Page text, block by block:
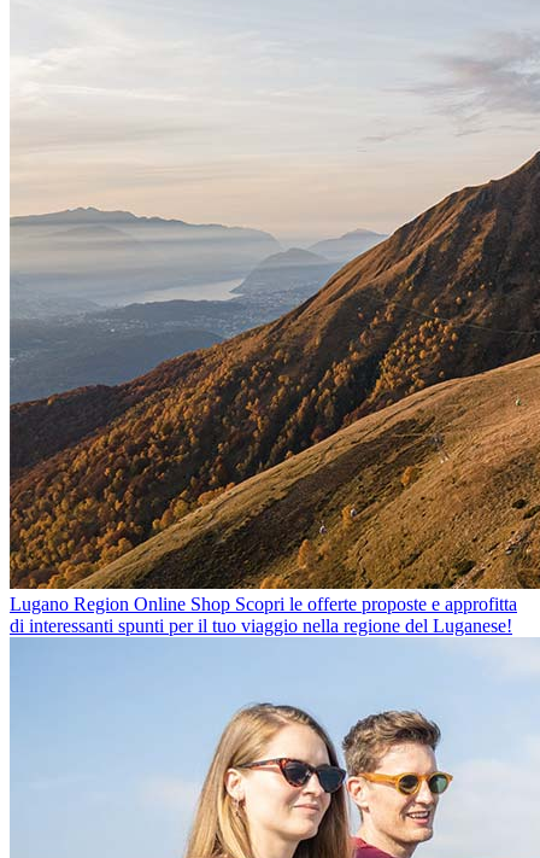
Lugano Region Online Shop Scopri le offerte proposte e approfitta
di interessanti spunti per il tuo viaggio nella regione del Luganese!